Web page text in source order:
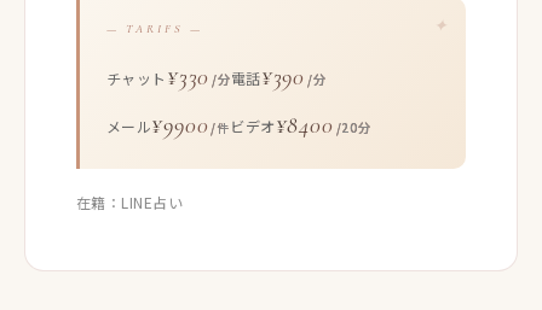
— TARIFS —
チャット ¥330 /分電話¥390 /分
メール¥9900 /件 ビデオ¥8400 /20分
在籍：LINE占い